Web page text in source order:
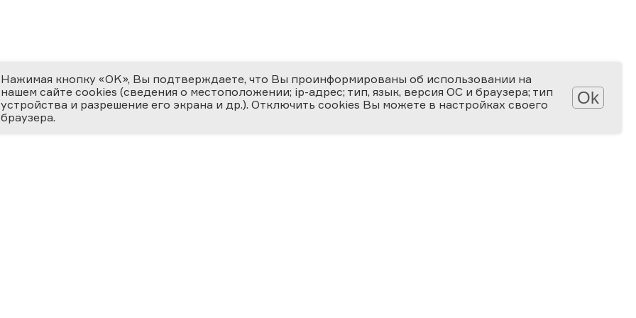
Нажимая кнопку «OK», Вы подтверждаете, что Вы проинформированы об использовании на
нашем сайте cookies (сведения о местоположении; ip-адрес; тип, язык, версия ОС и браузера; тип
устройства и разрешение его экрана и др.). Отключить cookies Вы можете в настройках своего
браузера.
Ok